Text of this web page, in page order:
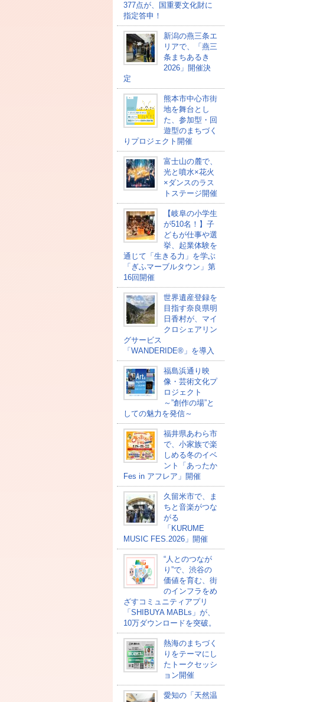
377点が、国重要文化財に
指定答申！
新潟の燕三条エ
リアで、「燕三
条まちあるき
2026」開催決
定
熊本市中心市街
地を舞台とし
た、参加型・回
遊型のまちづく
りプロジェクト開催
富士山の麓で、
光と噴水×花火
×ダンスのラス
トステージ開催
【岐阜の小学生
が510名！】子
どもが仕事や選
挙、起業体験を
通じて「生きる力」を学ぶ
「ぎふマーブルタウン」第
16回開催
世界遺産登録を
目指す奈良県明
日香村が、マイ
クロシェアリン
グサービス
「WANDERIDE®」を導入
福島浜通り映
像・芸術文化プ
ロジェクト
～”創作の場”と
しての魅力を発信～
福井県あわら市
で、小家族で楽
しめる冬のイベ
ント「あったか
Fes in アフレア」開催
久留米市で、ま
ちと音楽がつな
がる
「KURUME
MUSIC FES.2026」開催
“人とのつなが
り”で、渋谷の
価値を育む、街
のインフラをめ
ざすコミュニティアプリ
「SHIBUYA MABLs」が、
10万ダウンロードを突破。
熱海のまちづく
りをテーマにし
たトークセッシ
ョン開催
愛知の「天然温